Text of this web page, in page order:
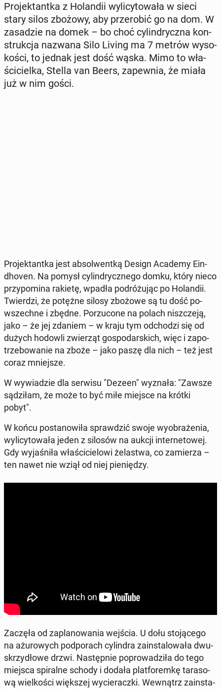
Pro­jek­tant­ka z Ho­lan­dii wy­li­cy­to­wa­ła w sieci
stary silos zbożowy, aby prze­ro­bić go na dom. W
za­sa­dzie na domek – bo choć cy­lin­drycz­na kon­
struk­cja nazwana Silo Living ma 7 metrów wy­so­
ko­ści, to jednak jest dość wąska. Mimo to wła­
ści­ciel­ka, Stella van Beers, za­pew­nia, że miała
już w nim gości.
Pro­jek­tant­ka jest ab­sol­went­ką Design Academy Ein­
dho­ven. Na pomysł cy­lin­drycz­ne­go domku, który nieco
przy­po­mi­na rakietę, wpadła po­dró­żu­jąc po Ho­lan­dii.
Twier­dzi, że potężne silosy zbożowe są tu dość po­
wszech­ne i zbędne. Po­rzu­co­ne na polach nisz­cze­ją,
jako – że jej zdaniem – w kraju tym od­cho­dzi się od
dużych hodowli zwie­rząt go­spo­dar­skich, więc i za­po­
trze­bo­wa­nie na zboże – jako paszę dla nich – też jest
coraz mniej­sze.
W wy­wia­dzie dla serwisu "Dezeen" wyznała: "Zawsze
są­dzi­łam, że może to być miłe miejsce na krótki
pobyt".
W końcu po­sta­no­wi­ła spraw­dzić swoje wy­obra­że­nia,
wy­li­cy­to­wa­ła jeden z silosów na aukcji in­ter­ne­to­wej.
Gdy wy­ja­śni­ła wła­ści­cie­lo­wi że­la­stwa, co za­mie­rza –
ten nawet nie wziął od niej pie­nię­dzy.
Zaczęła od za­pla­no­wa­nia wejścia. U dołu sto­ją­ce­go
na ażu­ro­wych pod­po­rach cy­lin­dra za­in­sta­lo­wa­ła dwu­
skrzy­dło­we drzwi. Na­stęp­nie po­pro­wa­dzi­ła do tego
miejsca spi­ral­ne schody i dodała plat­fo­rem­kę ta­ra­so­
wą wiel­ko­ści więk­szej wy­cie­racz­ki. We­wnątrz za­in­sta­